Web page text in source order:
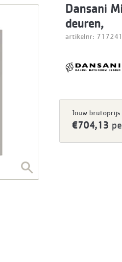
Dansani
deuren,
artikelnr: 717241
Jouw brutoprijs
€704,13